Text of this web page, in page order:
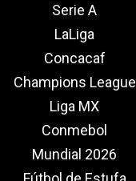
Serie A
LaLiga
Concacaf
Champions League
Liga MX
Conmebol
Mundial 2026